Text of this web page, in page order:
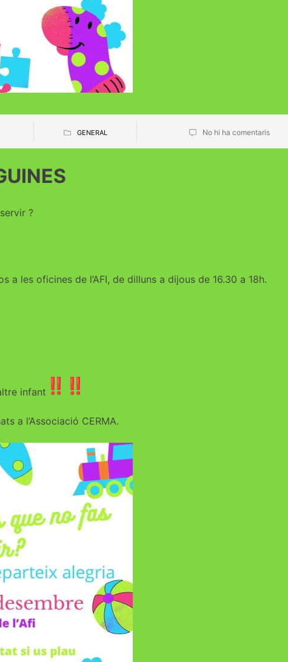
GENERAL No hi ha comentaris
?
a les oficines de l’AFI, de dilluns a dijous de 16.30 a 18h.
infant
a l’Associació CERMA.